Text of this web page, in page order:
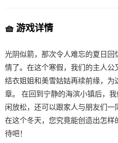
🧺 游戏详情
光阴似箭，那次令人难忘的夏日
情了。在这个寒假，我们的主人公
结衣姐姐和美雪姑姑再续前缘，
章。 在回到宁静的海滨小镇后，
闲放松，还可以跟家人与朋友们一
在这个冬天，您究竟能创造出怎
待吧！